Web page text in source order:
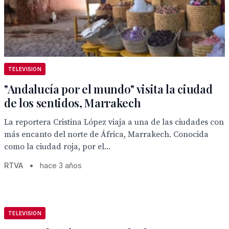
TELEVISION
"Andalucía por el mundo" visita la ciudad
de los sentidos, Marrakech
La reportera Cristina López viaja a una de las ciudades con
más encanto del norte de África, Marrakech. Conocida
como la ciudad roja, por el...
RTVA • hace 3 años
TELEVISION